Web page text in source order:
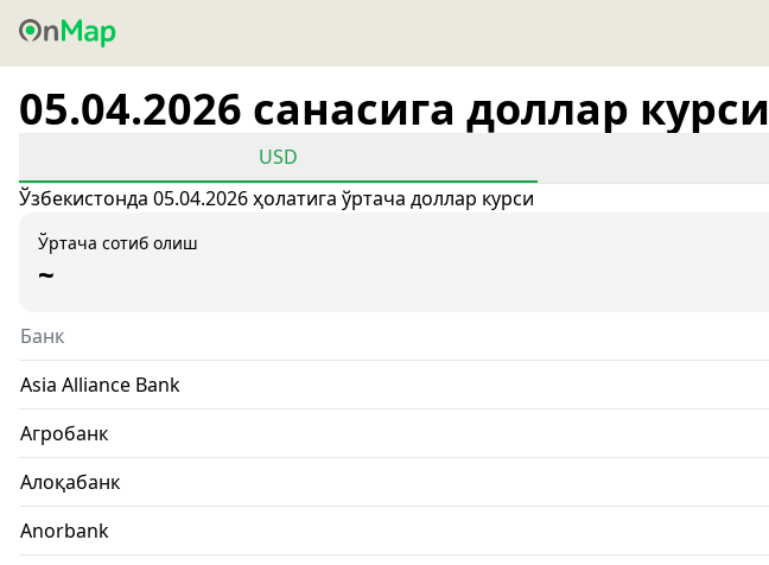
05.04.2026 санасига доллар курси
USD
Ўзбекистонда 05.04.2026 ҳолатига ўртача доллар курси
Ўртача сотиб олиш
~
Банк
Asia Alliance Bank
Агробанк
Алоқабанк
Anorbank